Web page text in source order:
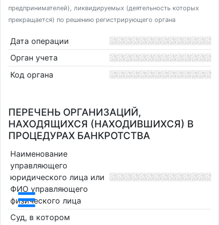
предпринимателей), ликвидируемых (деятельность которых
прекращается) по решению регистрирующего органа
Дата операции
Орган учета
Код органа
ПЕРЕЧЕНЬ ОРГАНИЗАЦИЙ,
НАХОДЯЩИХСЯ (НАХОДИВШИХСЯ) В
ПРОЦЕДУРАХ БАНКРОТСТВА
Наименование
управляющего
юридического лица или
ФИО управляющего
физического лица
Суд, в котором